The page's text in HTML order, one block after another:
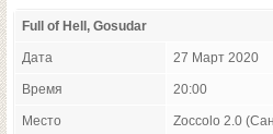
Full of Hell, Gosudar
Дата 27 Март 2020
Время 20:00
Место Zoccolo 2.0